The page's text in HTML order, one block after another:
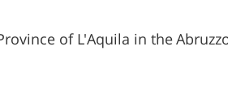
of L'Aquila in the